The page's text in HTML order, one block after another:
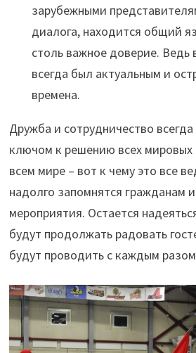
зарубежными
диалога, находится общий
столь важное доверие. Ведь
всегда был актуальным и
времена.
Дружба и сотрудничество
ключом к решению всех
всем мире – вот к чему это все
надолго запомнятся гражданам и
мероприятия. Остается
будут продолжать радовать
будут проводить с каждым